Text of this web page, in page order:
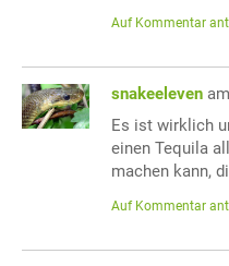
Auf Kommentar
snakeeleven
Es ist wirklich
einen Tequila
machen kann,
Auf Kommentar